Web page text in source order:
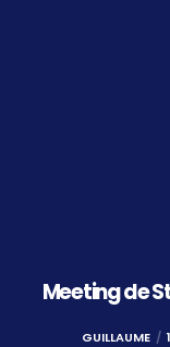
Meeting de
GUILLAUME